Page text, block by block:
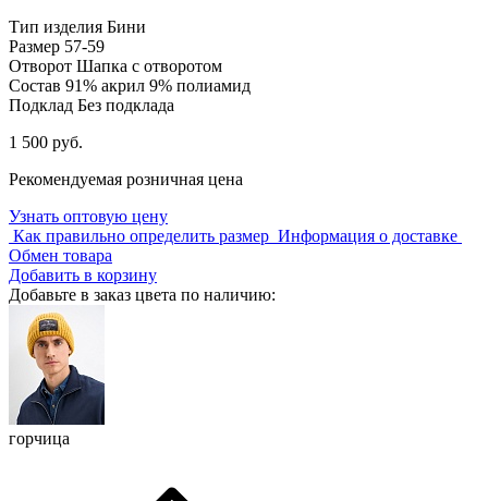
Тип изделия Бини
Размер 57-59
Отворот Шапка с отворотом
Состав 91% акрил 9% полиамид
Подклад Без подклада
1 500 руб.
Рекомендуемая розничная цена
Узнать оптовую цену
Как правильно определить размер Информация о доставке
Обмен товара
Добавить в корзину
Добавьте в заказ цвета по наличию:
горчица